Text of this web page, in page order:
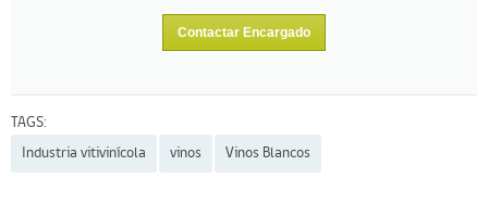
Contactar Encargado
TAGS:
Industria vitivinícola
vinos Vinos Blancos